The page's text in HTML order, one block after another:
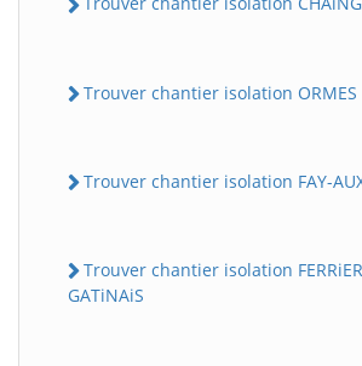
Trouver chantier isolation ORMES
Trouver chantier isolation FAY-
Trouver chantier isolation
GATiNAiS